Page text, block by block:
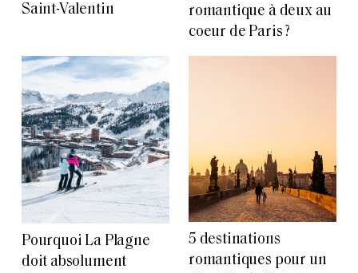
Saint-Valentin
romantique à deux au
coeur de Paris ?
Pourquoi La Plagne
doit absolument
5 destinations
romantiques pour un